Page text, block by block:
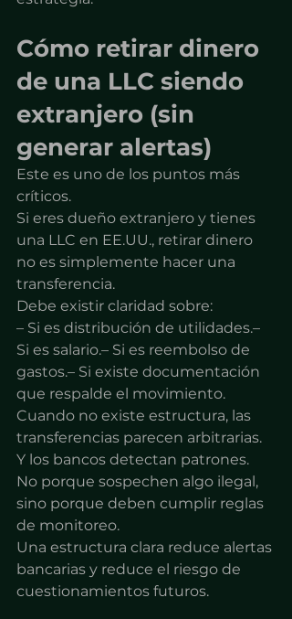
Cómo retirar dinero
de una LLC siendo
extranjero (sin
generar alertas)
Este es uno de los puntos más
críticos.
Si eres dueño extranjero y tienes
una LLC en EE.UU., retirar dinero
no es simplemente hacer una
transferencia.
Debe existir claridad sobre:
– Si es distribución de utilidades.–
Si es salario.– Si es reembolso de
gastos.– Si existe documentación
que respalde el movimiento.
Cuando no existe estructura, las
transferencias parecen arbitrarias.
Y los bancos detectan patrones.
No porque sospechen algo ilegal,
sino porque deben cumplir reglas
de monitoreo.
Una estructura clara reduce alertas
bancarias y reduce el riesgo de
cuestionamientos futuros.